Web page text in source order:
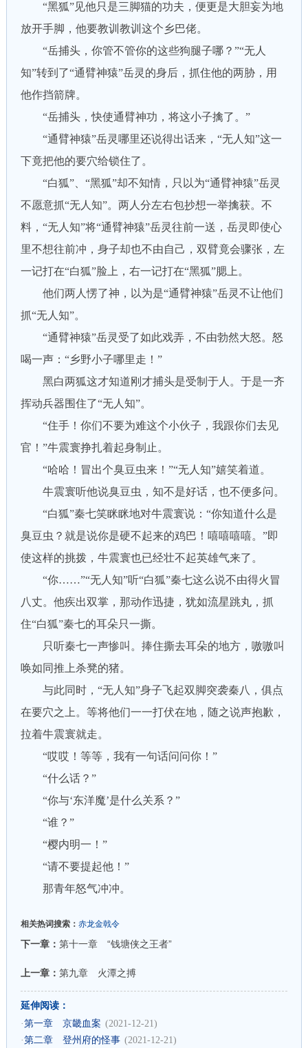
“黑狐”见他只是三脚猫的功夫，便更是大胆妄为地
放开手脚，他要教训教训这个乡巴佬。
“岳捕头，你管不管你的这些狗腿子哪？”“无人
知”转到了“通臂神猿”岳灵的身后，抓住他的两胁，用
他作挡箭牌。
“岳捕头，快使通臂神功，将这小子擒了。”
“通臂神猿”岳灵哪里还说得出话来，“无人知”这一
下竟把他的要穴给锁住了。
“白狐”、“黑狐”却不知情，只以为“通臂神猿”岳灵
不愿意抓“无人知”。两人分左右包抄想一举擒获。不
料，“无人知”将“通臂神猿”岳灵往前一送，岳灵即使心
里不想往前冲，身子却也不由自己，双臂竟会骤张，左
一记打在“白狐”脸上，右一记打在“黑狐”腮上。
他们两人愣了神，以为是“通臂神猿”岳灵不让他们
抓“无人知”。
“通臂神猿”岳灵受了如此戏弄，不由勃然大怒。怒
喝一声：“乡野小子哪里走！”
黑白两狐这才知道刚才捕头是受制于人。于是一齐
挥动兵器围住了“无人知”。
“住手！你们不要为难这个小伙子，我跟你们去见
官！”牛震寰挣扎着起身制止。
“哈哈！冒出个臭豆虫来！”“无人知”嬉笑着道。
牛震寰听他说臭豆虫，知不是好话，也不便多问。
“白狐”秦七笑眯眯地对牛震寰说：“你知道什么是
臭豆虫？就是说你是硬不起来的鸡巴！嘻嘻嘻嘻。”即
使这样的挑拨，牛震寰也已经壮不起英雄气来了。
“你……”“无人知”听“白狐”秦七这么说不由得火冒
八丈。他疾出双掌，那动作迅捷，犹如流星跳丸，抓
住“白狐”秦七的耳朵只一撕。
只听秦七一声惨叫。捧住撕去耳朵的地方，嗷嗷叫
唤如同推上杀凳的猪。
与此同时，“无人知”身子飞起双脚突袭秦八，俱点
在要穴之上。等将他们一一打伏在地，随之说声抱歉，
拉着牛震寰就走。
“哎哎！等等，我有一句话问问你！”
“什么话？”
“你与‘东洋魔’是什么关系？”
“谁？”
“樱内明一！”
“请不要提起他！”
那青年怒气冲冲。
相关热词搜索： 赤龙金戟令
下一章： 第十一章 “钱塘侠之王者”
上一章： 第九章 火潭之搏
延伸阅读：
·第一章 京畿血案 (2021-12-21)
·第二章 登州府的怪事 (2021-12-21)